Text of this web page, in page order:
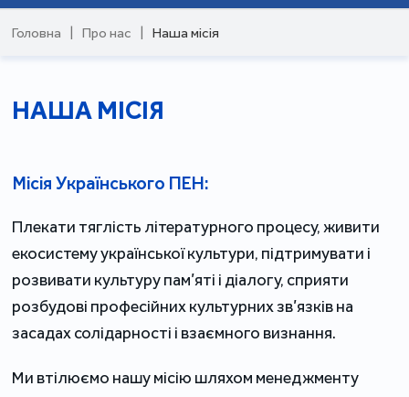
Головна Про нас Наша місія
НАША МІСІЯ
Місія Українського ПЕН:
Плекати тяглість літературного процесу, живити
екосистему української культури, підтримувати і
розвивати культуру пам’яті і діалогу, сприяти
розбудові професійних культурних зв’язків на
засадах солідарності і взаємного визнання.
Ми втілюємо нашу місію шляхом менеджменту